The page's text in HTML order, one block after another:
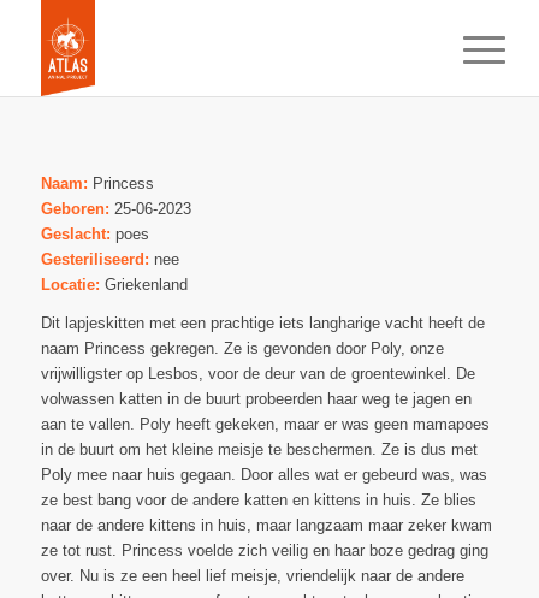
Naam: Princess
Geboren: 25-06-2023
Geslacht: poes
Gesteriliseerd: nee
Locatie: Griekenland
Dit lapjeskitten met een prachtige iets langharige vacht heeft de
naam Princess gekregen. Ze is gevonden door Poly, onze
vrijwilligster op Lesbos, voor de deur van de groentewinkel. De
volwassen katten in de buurt probeerden haar weg te jagen en
aan te vallen. Poly heeft gekeken, maar er was geen mamapoes
in de buurt om het kleine meisje te beschermen. Ze is dus met
Poly mee naar huis gegaan. Door alles wat er gebeurd was, was
ze best bang voor de andere katten en kittens in huis. Ze blies
naar de andere kittens in huis, maar langzaam maar zeker kwam
ze tot rust. Princess voelde zich veilig en haar boze gedrag ging
over. Nu is ze een heel lief meisje, vriendelijk naar de andere